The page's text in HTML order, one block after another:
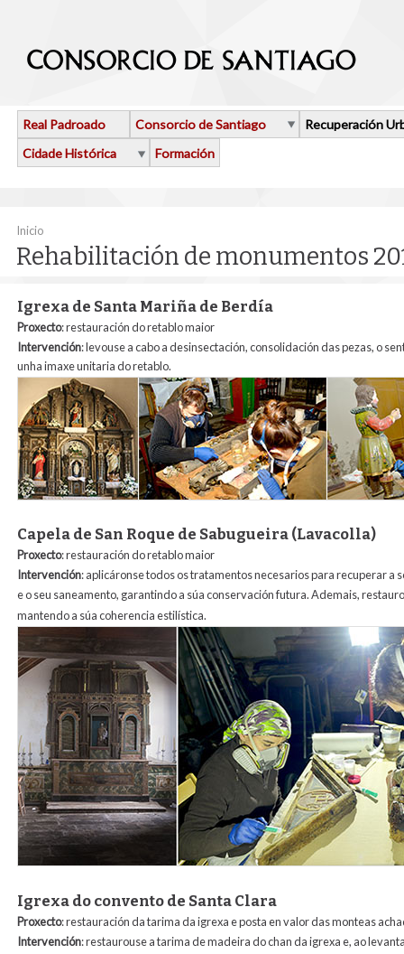
Real Padroado Consorcio de Santiago
Recuperación
Cidade Histórica
Formación
Vostede está aquí
Inicio
Rehabilitación de monumentos
Igrexa de Santa Mariña de Berdía
Proxecto: restauración do retablo maior
Intervención: levouse a cabo a desinsectación, consolidación das pezas, o
unha imaxe unitaria do retablo.
retablo_de_berdia.jpg
Capela de San Roque de Sabugueira (Lavacolla)
Proxecto: restauración do retablo maior
Intervención: aplicáronse todos os tratamentos necesarios para recuperar a
e o seu saneamento, garantindo a súa conservación futura. Ademais,
mantendo a súa coherencia estilística.
retablo_sabugueira.jpg
Igrexa do convento de Santa Clara
Proxecto: restauración da tarima da igrexa e posta en valor das monteas
Intervención: restaurouse a tarima de madeira do chan da igrexa e, ao